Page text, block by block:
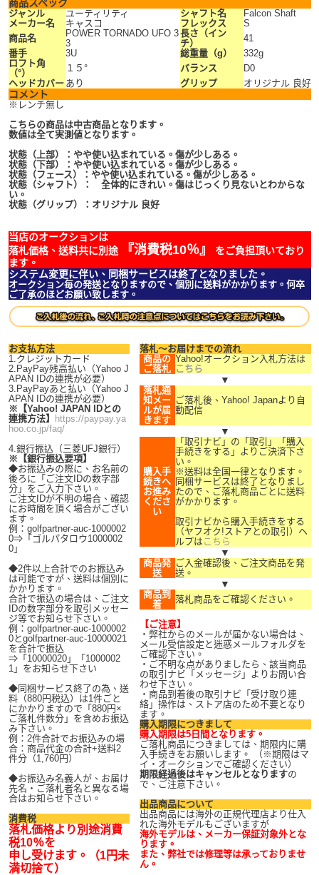
商品スペック
ジャンル ユーティリティ シャフト名
Falcon Shaft
メーカー名
キャスコ フレックス
S
商品名
POWER TORNADO UFO 3
3
長さ（イン
チ）
41
番手
3U 総重量（g）
332g
ロフト角
（°）
１５° バランス
D0
ヘッドカバー あり グリップ オリジナル 良好
コメント
※レンチ無し
こちらの商品は中古商品となります。
数値は全て実測値となります。
状態（上部）：やや使い込まれている。傷が少しある。
状態（下部）：やや使い込まれている。傷が少しある。
状態（フェース）：やや使い込まれている。傷が少しある。
状態（シャフト）： 全体的にきれい。傷はじっくり見ないとわからな
い。
状態（グリップ）：オリジナル 良好
当店のオークションは
落札価格、送料共に別途
『消費税10％』
をご負担頂いており
ます。
システム変更に伴い、同梱サービスは終了となりました。
オークション毎の発送となりますので、個別に送料がかかります。何卒
ご了承のほどお願い致します。
お支払方法
1.クレジットカード
2.PayPay残高払い（Yahoo J
APAN IDの連携が必要）
3.PayPayあと払い（Yahoo J
APAN IDの連携が必要）
※【Yahoo! JAPAN IDとの
連携方法】 https://paypay.ya
hoo.co.jp/faq/
4.銀行振込（三菱UFJ銀行）
※【銀行振込要項】
◆お振込みの際に、お名前の
後ろに「ご注文IDの数字部
分」をご入力下さい。
ご注文IDが不明の場合、確認
にお時間を頂く場合がござい
ます。
例：golfpartner-auc-1000002
0⇒「ゴルパタロウ1000002
0」
◆2件以上合計でのお振込み
は可能ですが、送料は個別に
かかります。
合計で振込の場合は、ご注文
IDの数字部分を取引メッセー
ジ等でお知らせ下さい。
例：golfpartner-auc-1000002
0とgolfpartner-auc-10000021
を合計で振込
⇒「10000020」「1000002
1」をお知らせ下さい
◆同梱サービス終了の為、送
料（880円税込）は1件ごと
にかかりますので「880円×
ご落札件数分」を含めお振込
み下さい。
例：2件合計でお振込みの場
合：商品代金の合計+送料2
件分（1,760円）
◆お振込み名義人が、お届け
先名・ご落札者名と異なる場
合はお知らせ下さい。
消費税
落札価格より別途消費
税10％を
申し受けます。（1円未
満切捨て）
落札～お届けまでの流れ
商品の
ご落札
Yahoo!オークション入札方法は
こちら
▼
落札通
知メー
ルが届
きます
ご落札後、Yahoo! Japanより自
動配信
▼
購入手
続きへ
お進み
くださ
い
「取引ナビ」の「取引」「購入
手続きをする」よりご決済下さ
い。
※送料は全国一律となります。
同梱サービスは終了となりまし
たので、ご落札商品ごとに送料
がかかります。
取引ナビから購入手続きをする
（ヤフオク!ストアとの取引）ヘ
ルプは こちら
▼
商品発
送
ご入金確認後、ご注文商品を発
送。
▼
商品到
着
落札商品をご確認ください。
【ご注意】
・弊社からのメールが届かない場合は、
メール受信設定と迷惑メールフォルダを
ご確認下さい。
・ご不明な点がありましたら、該当商品
の取引ナビ「メッセージ」よりお問い合
わせ下さい。
・商品到着後の取引ナビ「受け取り連
絡」操作は、ストア店のため不要となり
ます。
購入期限につきまして
購入期限は5日間となります。
ご落札商品につきましては、期限内に購
入手続きをお願いします。 （※期限はマ
イ・オークションでご確認ください）
期限経過後はキャンセルとなりますの
で、ご注意下さい。
出品商品について
出品商品には海外の正規代理店より仕入
れた海外モデルもございますが
海外モデルは、メーカー保証対象外とな
ります。
また、弊社では修理等は承っておりませ
ん。